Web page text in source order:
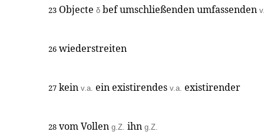
23 Objecte δ bef umschließenden umfassenden
26 wiederstreiten
27 kein v.a. ein existirendes v.a. existirender
28 vom Vollen g.Z. ihn g.Z.